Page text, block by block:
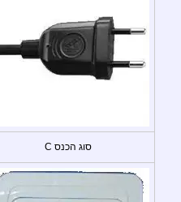
סוג הכנס C